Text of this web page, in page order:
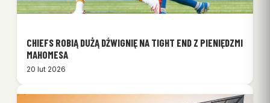
CHIEFS ROBIĄ DUŻĄ DŹWIGNIĘ NA TIGHT END Z PIENIĘDZMI
MAHOMESA
20 lut 2026